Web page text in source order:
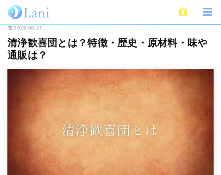
ホーム スピリチュアル 清浄歓喜団とは？特徴・歴史・原材料・味や通販
2025.06.17
清浄歓喜団とは？特徴・歴史・原材料・味や
通販は？